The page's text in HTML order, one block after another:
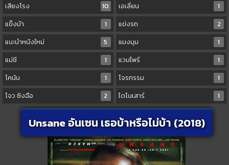
เสียงโรง
10 เอเลี่ยน
1
แข็งม้า
1 แข่งรถ
2
แนะนำหนังใหม่
5 แมงมุม
1
แม่ชี
1 แวมไพร์
1
โคนัน
1 โจรกรรม
1
โจว ซิงฉือ
2 ไดโนเสาร์ 1
Unsane อันเซน เธอบ้าหรือไม่บ้า (2018)